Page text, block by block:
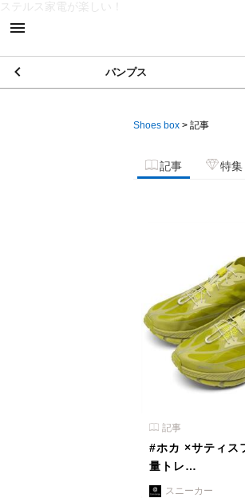
ステルス家電が楽しい！
パンプス
Shoes box > 記事
記事 特集
記事
#ホカ ×サティス
量トレ…
スニーカー